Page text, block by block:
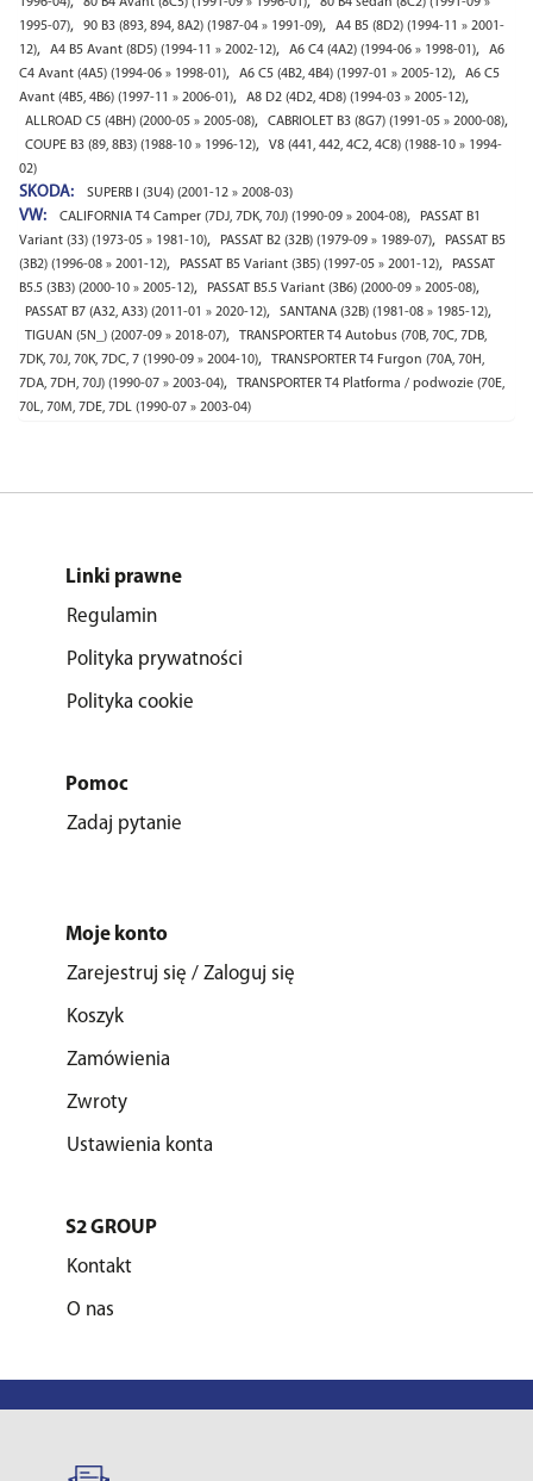
1995-07), 90 B3 (893, 894, 8A2) (1987-04 » 1991-09),
A4 B5 (8D2) (1994-11 » 2001-
12), A4 B5 Avant (8D5) (1994-11 » 2002-12), A6 C4 (4A2) (1994-06 » 1998-01),
A6
C4 Avant (4A5) (1994-06 » 1998-01), A6 C5 (4B2, 4B4) (1997-01 » 2005-12),
A6 C5
Avant (4B5, 4B6) (1997-11 » 2006-01), A8 D2 (4D2, 4D8) (1994-03 » 2005-12),
ALLROAD C5 (4BH) (2000-05 » 2005-08), CABRIOLET B3 (8G7) (1991-05 » 2000-08),
COUPE B3 (89, 8B3) (1988-10 » 1996-12),
V8 (441, 442, 4C2, 4C8) (1988-10 » 1994-
02)
SKODA: SUPERB I (3U4) (2001-12 » 2008-03)
VW: CALIFORNIA T4 Camper (7DJ, 7DK, 70J) (1990-09 » 2004-08),
PASSAT B1
Variant (33) (1973-05 » 1981-10), PASSAT B2 (32B) (1979-09 » 1989-07),
PASSAT B5
(3B2) (1996-08 » 2001-12), PASSAT B5 Variant (3B5) (1997-05 » 2001-12),
PASSAT
B5.5 (3B3) (2000-10 » 2005-12), PASSAT B5.5 Variant (3B6) (2000-09 » 2005-08),
PASSAT B7 (A32, A33) (2011-01 » 2020-12), SANTANA (32B) (1981-08 » 1985-12),
TIGUAN (5N_) (2007-09 » 2018-07),
TRANSPORTER T4 Autobus (70B, 70C, 7DB,
7DK, 70J, 70K, 7DC, 7 (1990-09 » 2004-10),
TRANSPORTER T4 Furgon (70A, 70H,
7DA, 7DH, 70J) (1990-07 » 2003-04),
TRANSPORTER T4 Platforma / podwozie (70E,
70L, 70M, 7DE, 7DL (1990-07 » 2003-04)
Linki prawne
Regulamin
Polityka prywatności
Polityka cookie
Pomoc
Zadaj pytanie
Moje konto
Zarejestruj się / Zaloguj się
Koszyk
Zamówienia
Zwroty
Ustawienia konta
S2 GROUP
Kontakt
O nas